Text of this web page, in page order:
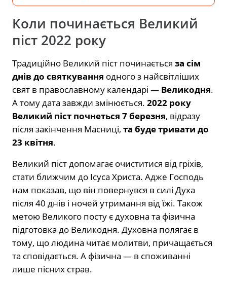
Коли починається Великий
піст 2022 року
Традиційно Великий піст починається за сім
днів до святкування одного з найсвітліших
свят в православному календарі — Великодня.
А тому дата завжди змінюється. 2022 року
Великий піст почнеться 7 березня, відразу
після закінчення Масниці, та буде тривати до
23 квітня.
Великий піст допомагає очиститися від гріхів,
стати ближчим до Ісуса Христа. Адже Господь
нам показав, що він повернувся в силі Духа
після 40 днів і ночей утримання від їжі. Також
метою Великого посту є духовна та фізична
підготовка до Великодня. Духовна полягає в
тому, що людина читає молитви, причащається
та сповідається. А фізична — в споживанні
лише пісних страв.